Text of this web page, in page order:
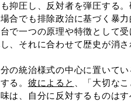
抑圧し、反対者を弾圧する
合でも排除政治に基づく暴
で一つの原理や特徴として
、それに合わせて歴史が消
の統治様式の中心に置いて
る。 彼によると
、「大切な
は、自分に反対するものは